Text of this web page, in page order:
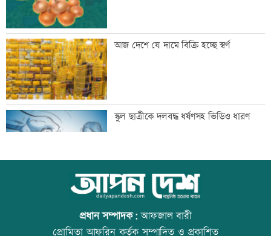
বগি লাইনচ্যুত, ঢাকা-ময়মনসিংহ রেল চলাচল
বন্ধ
যৌথ প্রতিরক্ষা চুক্তি স্বাক্ষরের পথে সৌদি-
তুরস্ক-পাকিস্তান
বিশ্ববাজারে ফের বাড়ল জ্বালানি তেলের দাম
আজ দেশে যে দামে বিক্রি হচ্ছে স্বর্ণ
স্কুল ছাত্রীকে দলবদ্ধ ধর্ষণসহ ভিডিও ধারণ
আজ বিশ্ব বন্ধু দিবস
প্রধান সম্পাদক:আফজাল বারী
প্রোমিতা আফরিন কর্তৃক সম্পাদিত ও প্রকাশিত